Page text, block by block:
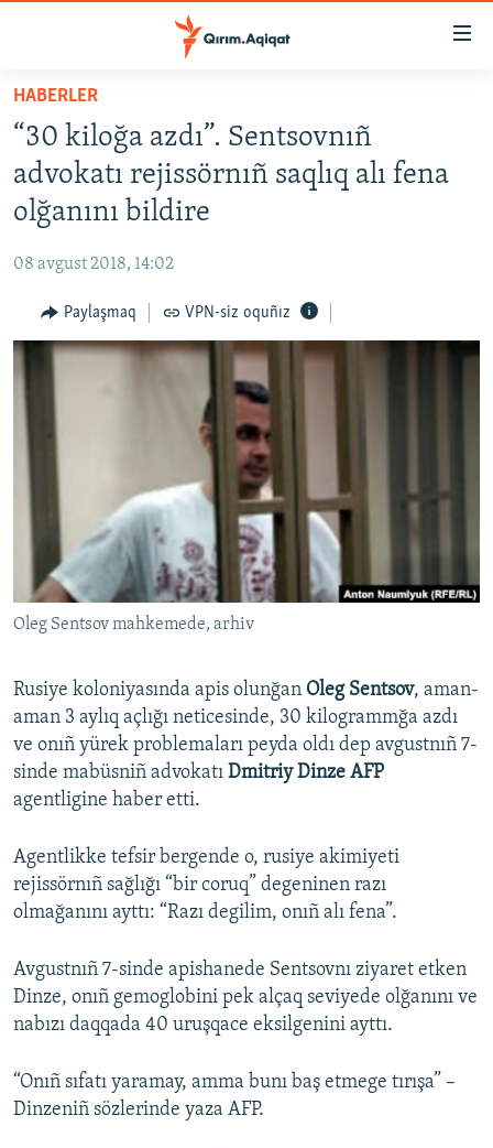
Esas
qaytmaq
Baş
navigatsiyağa
qaytmaq
Qıdıruvğa
qaytmaq
HABERLER
SİYASET
İQTİSADİYAT
MEDENİYET
İNSAN AQLARI
VİDEO
Українською
QOŞULIÑIZ!
RFE/RS bütün saytları
HABERLER
“30 kiloğa azdı”. Sentsovnıñ
advokatı rejissörnıñ saqlıq alı fena
olğanını bildire
08 avgust 2018, 14:02
Paylaşmaq VPN-siz oquñız
Oleg Sentsov mahkemede, arhiv
Rusiye koloniyasında apis olunğan Oleg Sentsov, aman-
aman 3 aylıq açlığı neticesinde, 30 kilogrammğa azdı
ve onıñ yürek problemaları peyda oldı dep avgustnıñ 7-
sinde mabüsniñ advokatı Dmitriy Dinze AFP
agentligine haber etti.
Agentlikke tefsir bergende o, rusiye akimiyeti
rejissörnıñ sağlığı “bir coruq” degeninen razı
olmağanını ayttı: “Razı degilim, onıñ alı fena”.
Avgustnıñ 7-sinde apishanede Sentsovnı ziyaret etken
Dinze, onıñ gemoglobini pek alçaq seviyede olğanını ve
nabızı daqqada 40 uruşqace eksilgenini ayttı.
“Onıñ sıfatı yaramay, amma bunı baş etmege tırışa” –
Dinzeniñ sözlerinde yaza AFP.